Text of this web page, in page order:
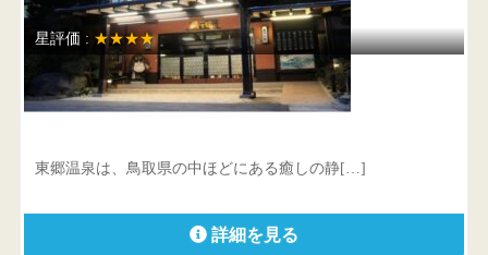
星評価 : ★★★★
湖泉閣 養生館
東郷温泉は、鳥取県の中ほどにある癒しの静[…]
詳細を見る